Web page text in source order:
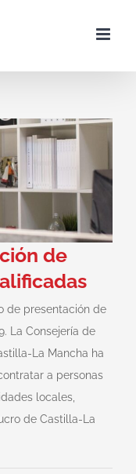
de
de presentación de
La Consejería de
La Mancha ha
a personas
locales,
de Castilla-La